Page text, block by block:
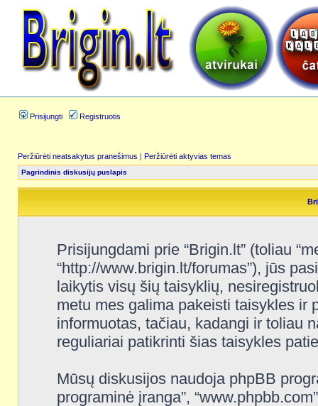
Prisijungti Registruotis
Peržiūrėti neatsakytus pranešimus | Peržiūrėti aktyvias temas
Pagrindinis diskusijų puslapis
Prisijungdami prie “Brigin.lt” (toliau
“http://www.brigin.lt/forumas”), jūs
laikytis visų šių taisyklių,
metu mes galima pakeisti taisykles ir
informuotas, tačiau, kadangi ir toliau
reguliariai patikrinti šias taisykles
Mūsų diskusijos naudoja phpBB
programinė įranga”,